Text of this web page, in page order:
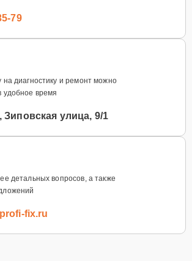
79
на диагностику и ремонт можно
удобное время
Зиповская улица, 9/1
детальных вопросов, а также
fix.ru